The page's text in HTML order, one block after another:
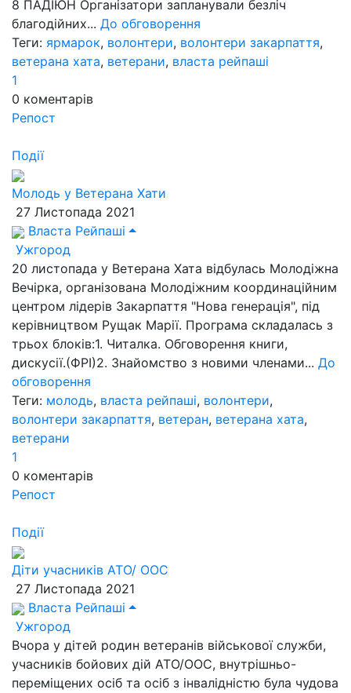
8 ПАДІЮН Організатори запланували безліч
благодійних... До обговорення
Теги: ярмарок, волонтери, волонтери закарпаття,
ветерана хата, ветерани, власта рейпаші
1
0 коментарів
Репост
Події
Молодь у Ветерана Хати
27 Листопада 2021
Власта Рейпаші
Ужгород
20 листопада у Ветерана Хата відбулась Молодіжна
Вечірка, організована Молодіжним координаційним
центром лідерів Закарпаття "Нова генерація", під
керівництвом Рущак Марії. Програма складалась з
трьох блоків:1. Читалка. Обговорення книги,
дискусії.(ФРІ)2. Знайомство з новими членами... До
обговорення
Теги: молодь, власта рейпаші, волонтери,
волонтери закарпаття, ветеран, ветерана хата,
ветерани
1
0 коментарів
Репост
Події
Діти учасників АТО/ ООС
27 Листопада 2021
Власта Рейпаші
Ужгород
Вчора у дітей родин ветеранів військової служби,
учасників бойових дій АТО/ООС, внутрішньо-
переміщених осіб та осіб з інвалідністю була чудова